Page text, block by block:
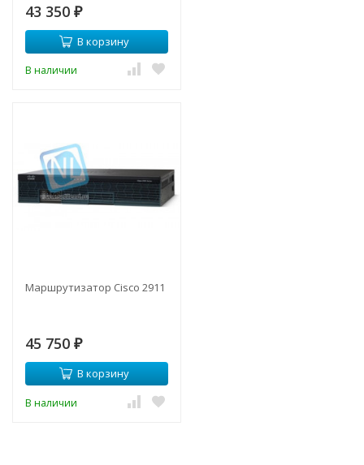
43 350 ₽
В корзину
В наличии
Маршрутизатор Cisco 2911
45 750 ₽
В корзину
В наличии